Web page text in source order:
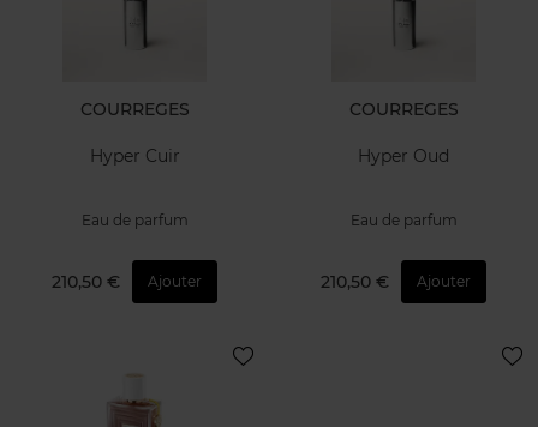
COURREGES
Hyper Cuir
Eau de parfum
210,50 € Ajouter
COURREGES
Hyper Oud
Eau de parfum
210,50 € Ajouter